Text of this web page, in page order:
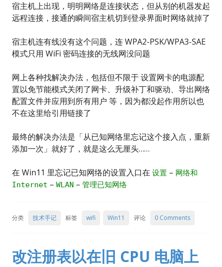
宿主机上出现，明明网络是连接状态，但从别的机器发起
远程连接，接通的瞬间宿主机切到登录界面时网络就掉了
宿主机连有线没有这个问题，连 WPA2-PSK/WPA3-SAE
模式只用 WiFi 密码连接的无线网没问题
网上各种找解决办法，包括但不限于 设置网卡的电源配
置以免节能模式关闭了网卡、升级补丁和驱动、导出网络
配置文件并应用到所有用户 等，因为都没起作用所以也
不在这里给引用链接了
最终的解决办法是「从已知网络里忘记这个接入点，重新
添加一次」就好了，就是这么无厘头……
在 Win11 里忘记已知网络的设置入口在 设置 – 网络和
Internet – WLAN – 管理已知网络
分类 技术手记 标签 wifi Win11 评论 0 Comments
改注册表以在旧 CPU 电脑上